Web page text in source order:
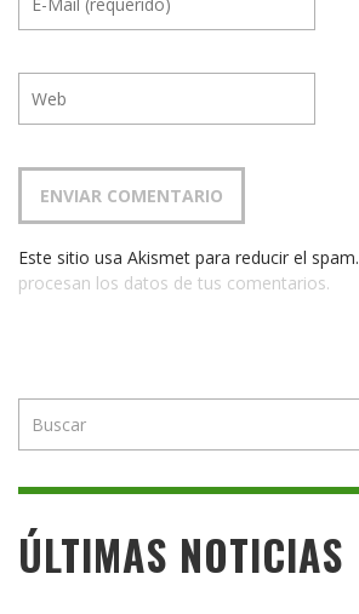
Este sitio usa Akismet para reducir el spam.
procesan los datos de tus comentarios.
ÚLTIMAS NOTICIAS